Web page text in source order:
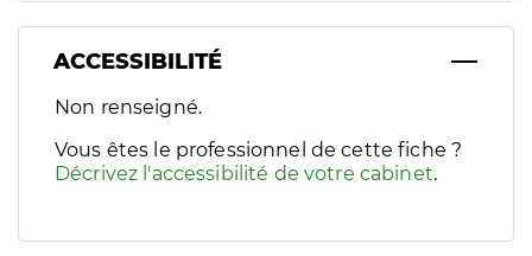
ACCESSIBILITÉ
Filtres
Sélectionnez un ou plusieurs handicaps/besoins
Non renseigné.
Vous êtes le professionnel de cette fiche ?
Décrivez l'accessibilité de votre cabinet.